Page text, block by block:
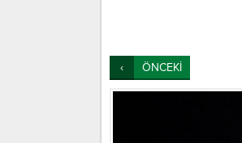
ÖNCEKİ